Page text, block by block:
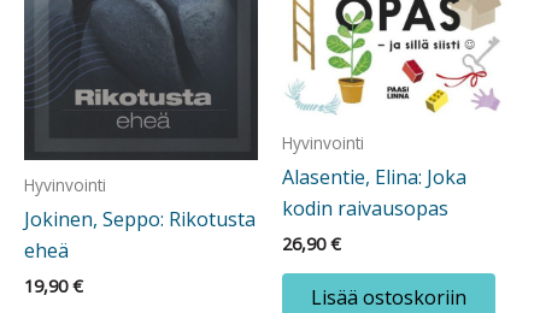
Hyvinvointi
Jokinen, Seppo: Rikotusta
eheä
19,90€
Hyvinvointi
Alasentie, Elina: Joka
kodin raivausopas
26,90€
Lisää ostoskoriin